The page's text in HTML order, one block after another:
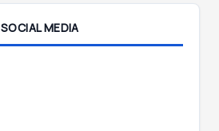
SOCIAL MEDIA